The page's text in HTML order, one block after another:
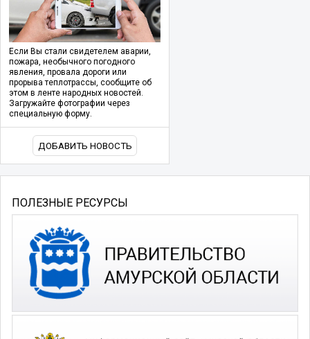
Если Вы стали свидетелем аварии,
пожара, необычного погодного
явления, провала дороги или
прорыва теплотрассы, сообщите об
этом в ленте народных новостей.
Загружайте фотографии через
специальную форму.
ДОБАВИТЬ НОВОСТЬ
ПОЛЕЗНЫЕ РЕСУРСЫ